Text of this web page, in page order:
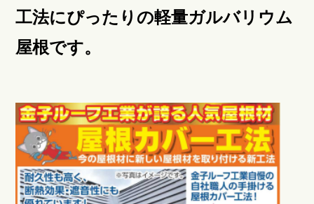
工法にぴったりの軽量ガルバリウム
屋根です。